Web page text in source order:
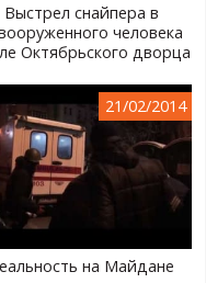
Выстрел снайпера в
человека
Октябрьского дворца
21/02/2014
на Майдане